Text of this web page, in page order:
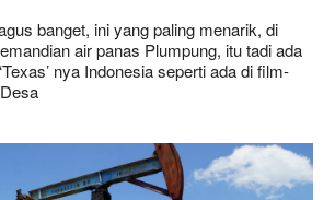
banget, ini yang paling menarik, di
air panas Plumpung, itu tadi ada
nya Indonesia seperti ada di film-